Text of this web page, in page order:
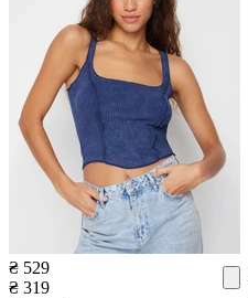
₴ 529
₴ 319